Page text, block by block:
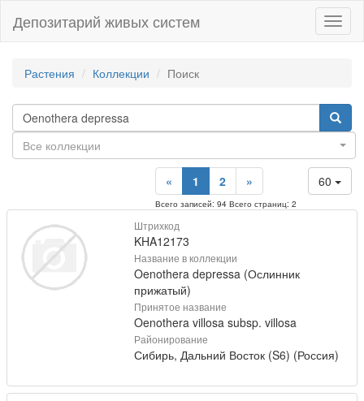
Депозитарий живых систем
Растения Коллекции Поиск
Все коллекции
60
« 1 2 »
Всего записей: 94 Всего страниц: 2
Штрихкод
KHA12173
Название в коллекции
Oenothera depressa (Ослинник
прижатый)
Принятое название
Oenothera villosa subsp. villosa
Районирование
Сибирь, Дальний Восток (S6) (Россия)